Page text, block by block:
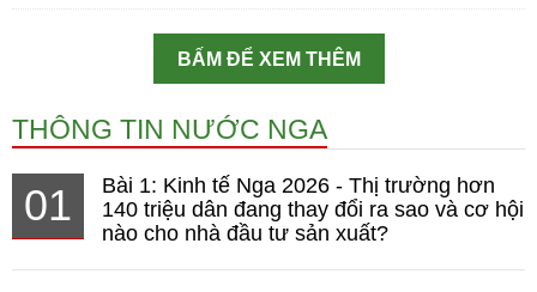
BẤM ĐỂ XEM THÊM
THÔNG TIN NƯỚC NGA
01
Bài 1: Kinh tế Nga 2026 - Thị trường hơn
140 triệu dân đang thay đổi ra sao và cơ hội
nào cho nhà đầu tư sản xuất?